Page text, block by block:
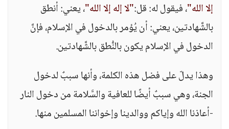
إلا الله"، فيقول له: قل:"لا إله إلا الله"، يعني: أنطق
بالشَّهادتين، يعني: أن يُؤمر بالدخول في الإسلام، فإنَّ
الدخول في الإسلام يكون بالنُّطق بالشَّهادتين.
وهذا يدلّ على فضل هذه الكلمة، وأنها سببٌ لدخول
الجنة، وهي سببٌ أيضًا للعافية والسَّلامة من دخول النار
-أعاذنا الله وإياكم ووالدينا وإخواننا المسلمين منها.